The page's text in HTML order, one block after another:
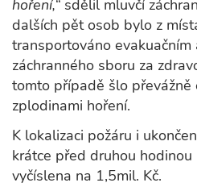
hoření,“ sdělil mluvčí
dalších pět osob bylo z
transportováno
záchranného sboru za
tomto případě šlo převážně
zplodinami hoření.
K lokalizaci požáru i
krátce před druhou
vyčíslena na 1,5mil. Kč.